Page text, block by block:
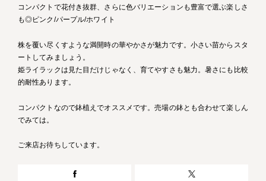
コンパクトで花付き抜群、さらに色バリエーションも豊富で選ぶ楽しさ
も◎ピンク/パープル/ホワイト
株を覆い尽くすような満開時の華やかさが魅力です。小さい苗からスタ
ートしてみましょう。
姫ライラックは見た目だけじゃなく、育てやすさも魅力。暑さにも比較
的耐性あります。
コンパクトなので鉢植えでオススメです。売場の鉢とも合わせて楽しん
でみては。
ご来店お待ちしています。